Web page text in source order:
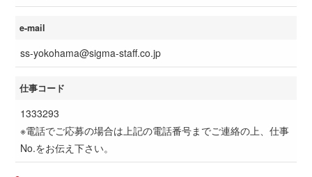
e-mail
ss-yokohama@sigma-staff.co.jp
仕事コード
1333293
※電話でご応募の場合は上記の電話番号までご連絡の上、仕事
No.をお伝え下さい。